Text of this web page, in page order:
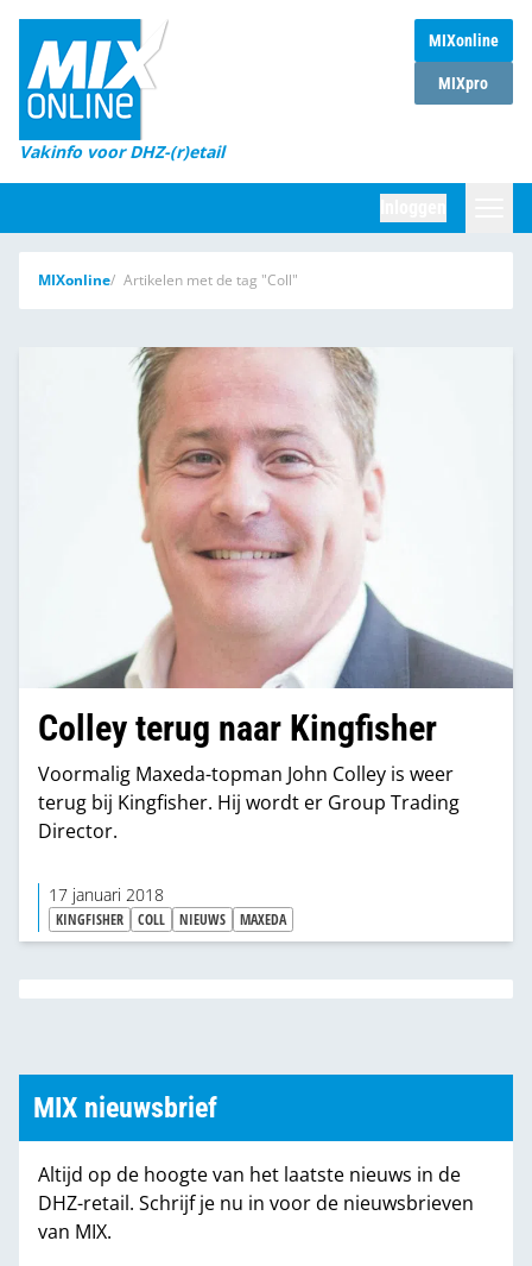
MIXonline
MIXpro
Vakinfo voor DHZ-(r)etail
Home
Magazines
DHZ Sessie
Marktcijfers
MIXonline Artikelen met de tag "Coll"
Colley terug naar Kingfisher
Voormalig Maxeda-topman John Colley is weer
terug bij Kingfisher. Hij wordt er Group Trading
Director.
17 januari 2018
KINGFISHER COLL NIEUWS MAXEDA
MIX nieuwsbrief
Altijd op de hoogte van het laatste nieuws in de
DHZ-retail. Schrijf je nu in voor de nieuwsbrieven
van MIX.